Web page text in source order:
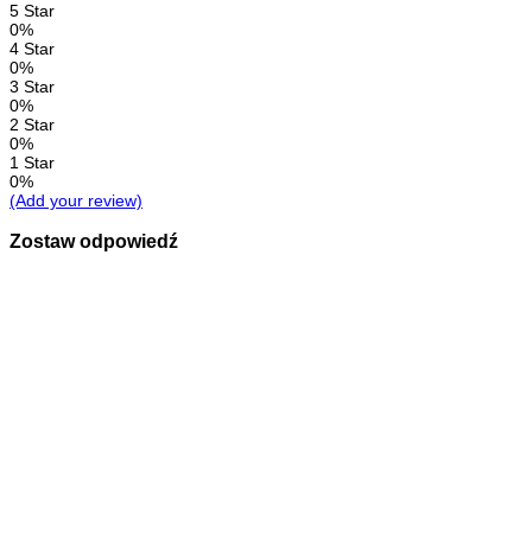
5 Star
0%
4 Star
0%
3 Star
0%
2 Star
0%
1 Star
0%
(Add your review)
Zostaw odpowiedź